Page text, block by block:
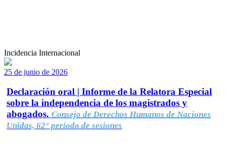
Incidencia Internacional
25 de junio de 2026
Declaración oral | Informe de la Relatora Especial
sobre la independencia de los magistrados y
abogados. Consejo de Derechos Humanos de Naciones
Unidas, 62° período de sesiones